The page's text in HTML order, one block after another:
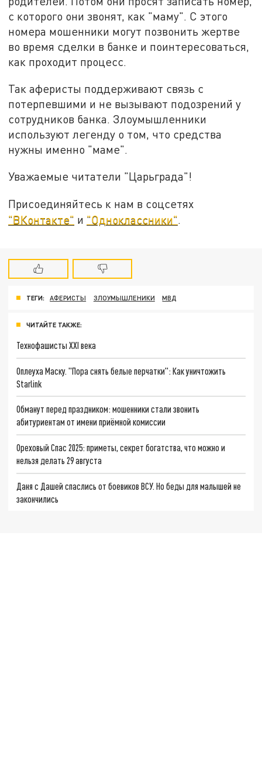
с которого они звонят, как "маму". С этого
номера мошенники могут позвонить жертве
во время сделки в банке и поинтересоваться,
как проходит процесс.
Так аферисты поддерживают связь с
потерпевшими и не вызывают подозрений у
сотрудников банка. Злоумышленники
используют легенду о том, что средства
нужны именно "маме".
Уважаемые читатели "Царьграда"!
Присоединяйтесь к нам в соцсетях
"ВКонтакте" и "Одноклассники"
ТЕГИ: АФЕРИСТЫ ЗЛОУМЫШЛЕНИКИ МВД
ЧИТАЙТЕ ТАКЖЕ:
Технофашисты XXI века
Оплеуха Маску. "Пора снять белые перчатки": Как уничтожить
Starlink
Обманут перед праздником: мошенники стали звонить
абитуриентам от имени приёмной комиссии
Ореховый Спас 2025: приметы, секрет богатства, что можно и
нельзя делать 29 августа
Даня с Дашей спаслись от боевиков ВСУ. Но беды для малышей не
закончились